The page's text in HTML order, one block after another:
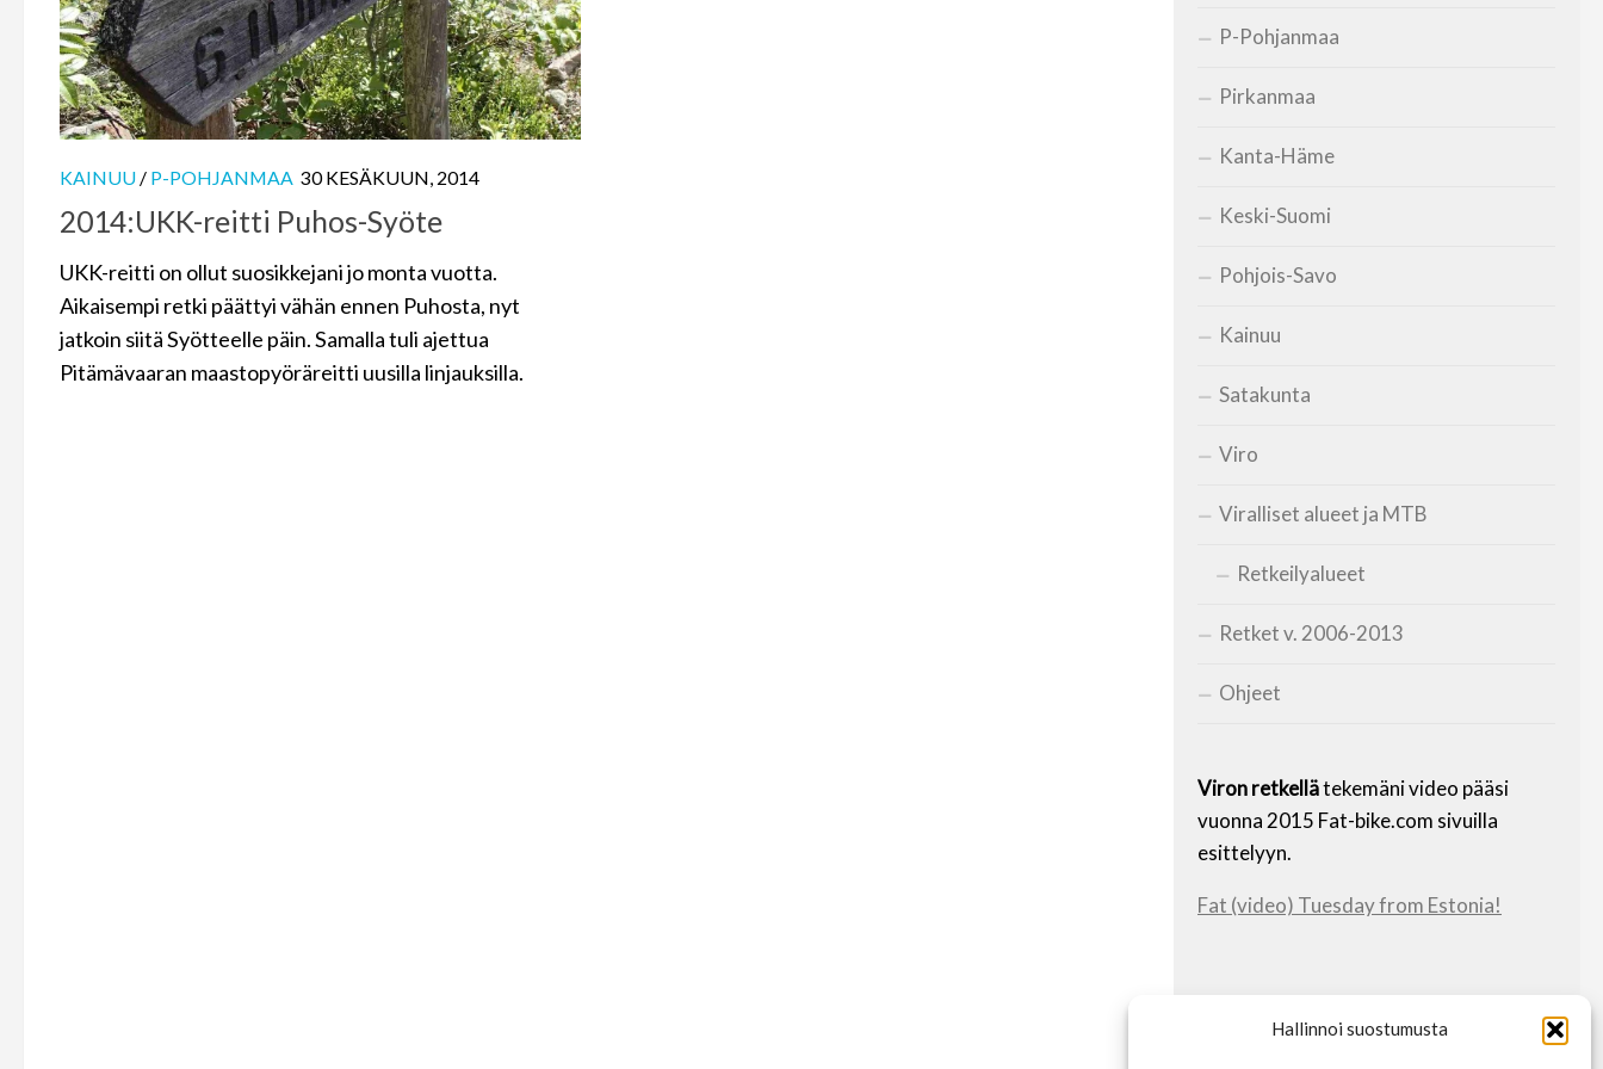
Hallinnoi suostumusta
KAINUU / P-POHJANMAA 30 KESÄKUUN, 2014
2014:UKK-reitti Puhos-Syöte
UKK-reitti on ollut suosikkejani jo monta vuotta.
Aikaisempi retki päättyi vähän ennen Puhosta, nyt
jatkoin siitä Syötteelle päin. Samalla tuli ajettua
Pitämävaaran maastopyöräreitti uusilla linjauksilla.
P-Pohjanmaa
Pirkanmaa
Kanta-Häme
Keski-Suomi
Pohjois-Savo
Kainuu
Satakunta
Viro
Viralliset alueet ja MTB
Retkeilyalueet
Retket v. 2006-2013
Ohjeet
Viron retkellätekemäni video pääsi
vuonna 2015 Fat-bike.com sivuilla
esittelyyn.
Fat (video) Tuesday from Estonia!